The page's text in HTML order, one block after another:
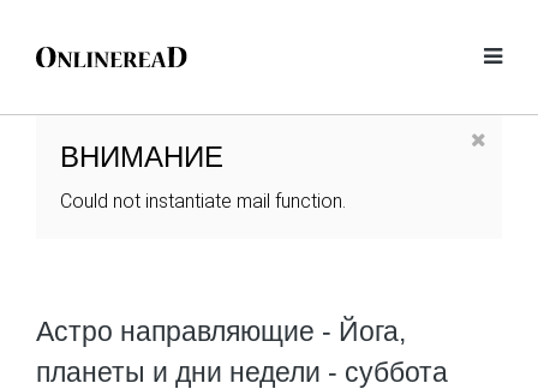
ВНИМАНИЕ
Could not instantiate mail function.
Астро направляющие - Йога,
планеты и дни недели - суббота